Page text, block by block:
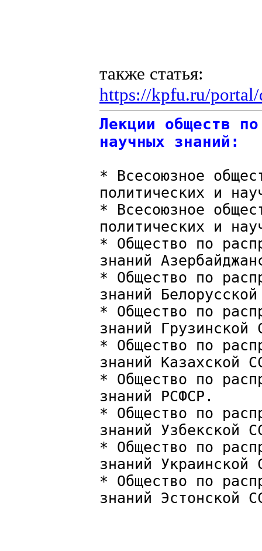
также статья:
https://kpfu.ru/
Лекции обществ
научных знаний:
* Всесоюзное
политических и
* Всесоюзное
политических и
* Общество по
знаний
* Общество по
знаний
* Общество по
знаний Грузинской
* Общество по
знаний Казахской
* Общество по
знаний РСФСР.
* Общество по
знаний Узбекской
* Общество по
знаний Украинской
* Общество по
знаний Эстонской